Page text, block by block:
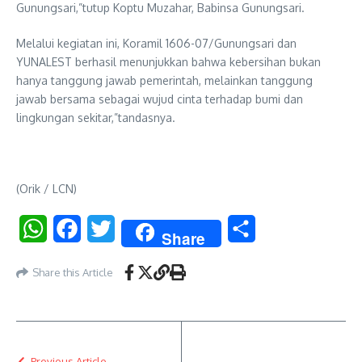
Gunungsari,”tutup Koptu Muzahar, Babinsa Gunungsari.
Melalui kegiatan ini, Koramil 1606-07/Gunungsari dan
YUNALEST berhasil menunjukkan bahwa kebersihan bukan
hanya tanggung jawab pemerintah, melainkan tanggung
jawab bersama sebagai wujud cinta terhadap bumi dan
lingkungan sekitar,”tandasnya.
(Orik / LCN)
WhatsAppFacebookTwitter Share
Share this Article